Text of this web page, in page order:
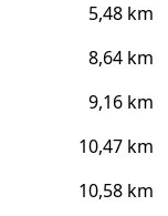
5,48 km
8,64 km
9,16 km
10,47 km
10,58 km